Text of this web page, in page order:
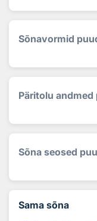
Sõnavormid
Päritolu
Sõna seosed
Sama sõna